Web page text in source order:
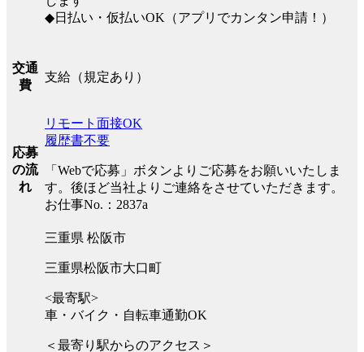
◆日払い・仮払いOK（アプリでカンタン申請！）
交通
費
支給（規定あり）
応募
の流
れ
リモート面接OK
履歴書不要
「Webで応募」ボタンよりご応募をお願いいたしま
す。後ほど当社よりご連絡をさせていただきます。
お仕事No.：2837a
三重県 松阪市
三重県松阪市大口町
<最寄駅>
車・バイク・自転車通勤OK
＜最寄り駅からのアクセス＞